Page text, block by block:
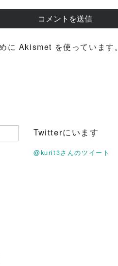
に Akismet を使っています。
Twitterにいます
@kurit3さんのツイート